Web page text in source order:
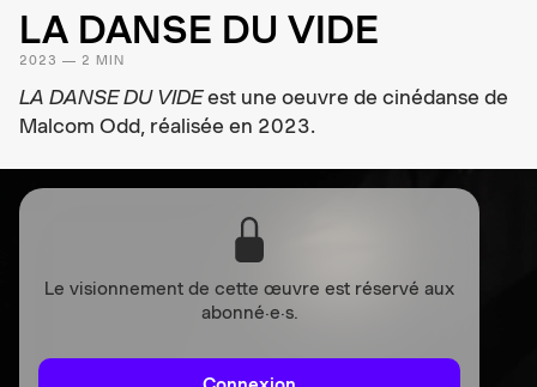
LA DANSE DU VIDE
2023 — 2 MIN
LA DANSE DU VIDEest une oeuvre de cinédanse de
Malcom Odd, réalisée en 2023.
Le visionnement de cette œuvre est réservé aux
abonné·e·s.